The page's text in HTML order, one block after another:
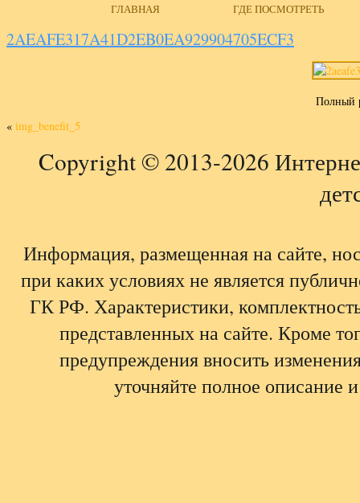
ГЛАВНАЯ ГДЕ ПОСМОТРЕТЬ
2AEAFE317A41D2EB0EA929904705ECF3
Полный
« img_benefit_5
Copyright © 2013-2026
Информация, размещенная на сайте,
при каких условиях не является
ГК РФ. Характеристики,
представленных на сайте. Кроме
предупреждения вносить
уточняйте полное описание